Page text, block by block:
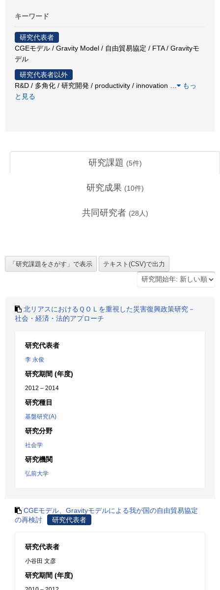
キーワード
研究代表者
CGEモデル / Gravity Model / 自由貿易協定 / FTA / Gravityモ
デル
研究代表者以外
R&D / 多角化 / 研究開発 / productivity / innovation
もっ
と見る
研究課題 (5件)
研究成果 (10件)
共同研究者 (28 人)
北リアスにおけるＱＯＬを重視した災害復興政策研究－
社会・経済・法的アプローチ
研究代表者
李 永俊
研究期間 (年度)
2012 – 2014
研究種目
基盤研究(A)
研究分野
社会学
研究機関
弘前大学
CGEモデル、Gravityモデルによる我が国の自由貿易協定
の再検討
研究代表者
研究代表者
小谷田 文彦
研究期間 (年度)